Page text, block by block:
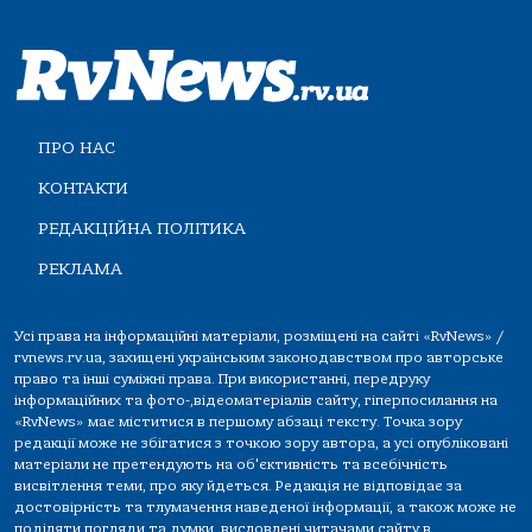
ПРО НАС
КОНТАКТИ
РЕДАКЦІЙНА ПОЛІТИКА
РЕКЛАМА
Усі права на інформаційні матеріали, розміщені на сайті «RvNews» /
rvnews.rv.ua, захищені українським законодавством про авторське
право та інші суміжні права. При використанні, передруку
інформаційних та фото-,відеоматеріалів сайту, гіперпосилання на
«RvNews» має міститися в першому абзаці тексту. Точка зору
редакції може не збігатися з точкою зору автора, а усі опубліковані
матеріали не претендують на об'єктивність та всебічність
висвітлення теми, про яку йдеться. Редакція не відповідає за
достовірність та тлумачення наведеної інформації, а також може не